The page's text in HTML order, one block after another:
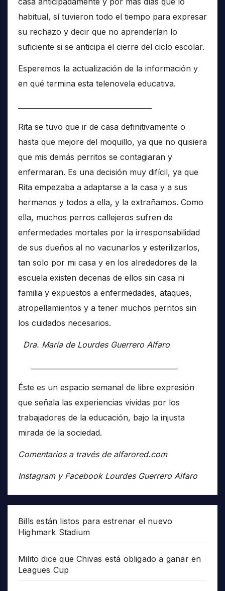
habitual, sí tuvieron todo el tiempo para expresar
su rechazo y decir que no aprenderían lo
suficiente si se anticipa el cierre del ciclo escolar.
Esperemos la actualización de la información y
en qué termina esta telenovela educativa.
Rita se tuvo que ir de casa definitivamente o
hasta que mejore del moquillo, ya que no quisiera
que mis demás perritos se contagiaran y
enfermaran. Es una decisión muy difícil, ya que
Rita empezaba a adaptarse a la casa y a sus
hermanos y todos a ella, y la extrañamos. Como
ella, muchos perros callejeros sufren de
enfermedades mortales por la irresponsabilidad
de sus dueños al no vacunarlos y esterilizarlos,
tan solo por mi casa y en los alrededores de la
escuela existen decenas de ellos sin casa ni
familia y expuestos a enfermedades, ataques,
atropellamientos y a tener muchos perritos sin
los cuidados necesarios.
Dra. María de Lourdes Guerrero Alfaro
Éste es un espacio semanal de libre expresión
que señala las experiencias vividas por los
trabajadores de la educación, bajo la injusta
mirada de la sociedad.
Comentarios a través de alfarored.com
Instagram y Facebook Lourdes Guerrero Alfaro
Bills están listos para estrenar el nuevo
Highmark Stadium
Milito dice que Chivas está obligado a ganar en
Leagues Cup